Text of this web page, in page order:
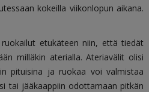
kokeilla viikonlopun aikana.
etukäteen niin, että tiedät
milläkin aterialla. Ateriavälit olisi
pituisina ja ruokaa voi valmistaa
tai jääkaappiin odottamaan pitkän